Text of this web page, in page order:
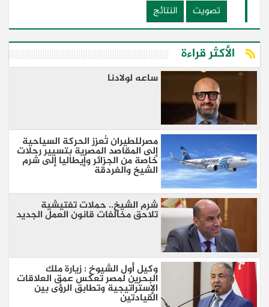
تصويت
النتائج
الأكثر قراءة
ساعه لولادنا
مصرللطيران تُعزز الحركة السياحية
إلى المقاصد المصرية بتسيير رحلات
خاصة من الجزائر وإيطاليا إلى شرم
الشيخ والغردقة
شرم الشيخ.. حملات تفتيشية
تلاحق مخالفات قانون العمل الجديد
وكيل أول الشيوخ : زيارة ملك
البحرين لمصر تعكس عمق العلاقات
الإستراتيجية وتطابق الرؤى بين
القيادتين